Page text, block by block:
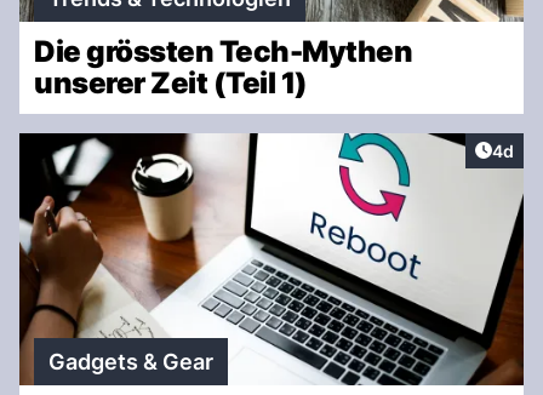
Die grössten Tech-Mythen
unserer Zeit (Teil 1)
4d
Gadgets & Gear